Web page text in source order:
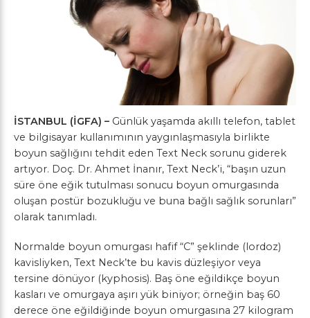
İSTANBUL (İGFA) – Günlük yaşamda akıllı telefon, tablet
ve bilgisayar kullanımının yaygınlaşmasıyla birlikte
boyun sağlığını tehdit eden Text Neck sorunu giderek
artıyor. Doç. Dr. Ahmet İnanır, Text Neck’i, “başın uzun
süre öne eğik tutulması sonucu boyun omurgasında
oluşan postür bozukluğu ve buna bağlı sağlık sorunları”
olarak tanımladı.
Normalde boyun omurgası hafif “C” şeklinde (lordoz)
kavisliyken, Text Neck’te bu kavis düzleşiyor veya
tersine dönüyor (kyphosis). Baş öne eğildikçe boyun
kasları ve omurgaya aşırı yük biniyor; örneğin baş 60
derece öne eğildiğinde boyun omurgasına 27 kilogram